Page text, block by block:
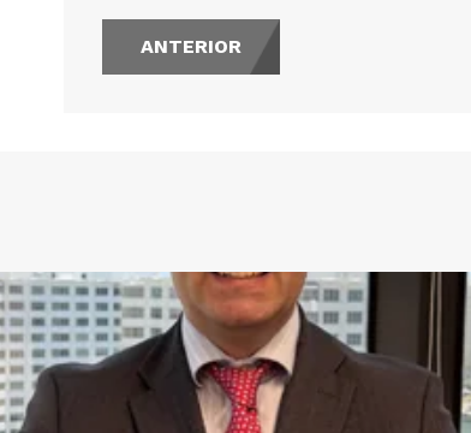
ANTERIOR